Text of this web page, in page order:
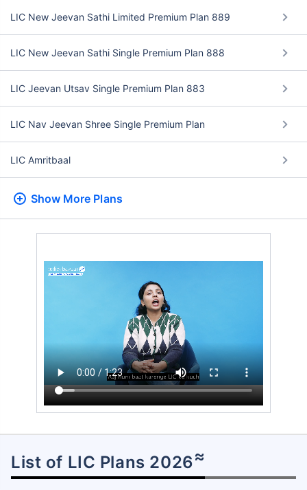
LIC New Jeevan Sathi Limited Premium Plan 889
LIC New Jeevan Sathi Single Premium Plan 888
LIC Jeevan Utsav Single Premium Plan 883
LIC Nav Jeevan Shree Single Premium Plan
LIC Amritbaal
Show More Plans
List of LIC Plans 2026≈